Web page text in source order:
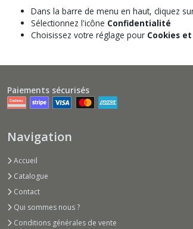
Dans la barre de menu en haut, cliquez
Sélectionnez l'icône Confidentialité
Choisissez votre réglage pour Cookies
Paiements sécurisés
Navigation
Accueil
Catalogue
Contact
Qui sommes nous ?
Conditions générales de vente